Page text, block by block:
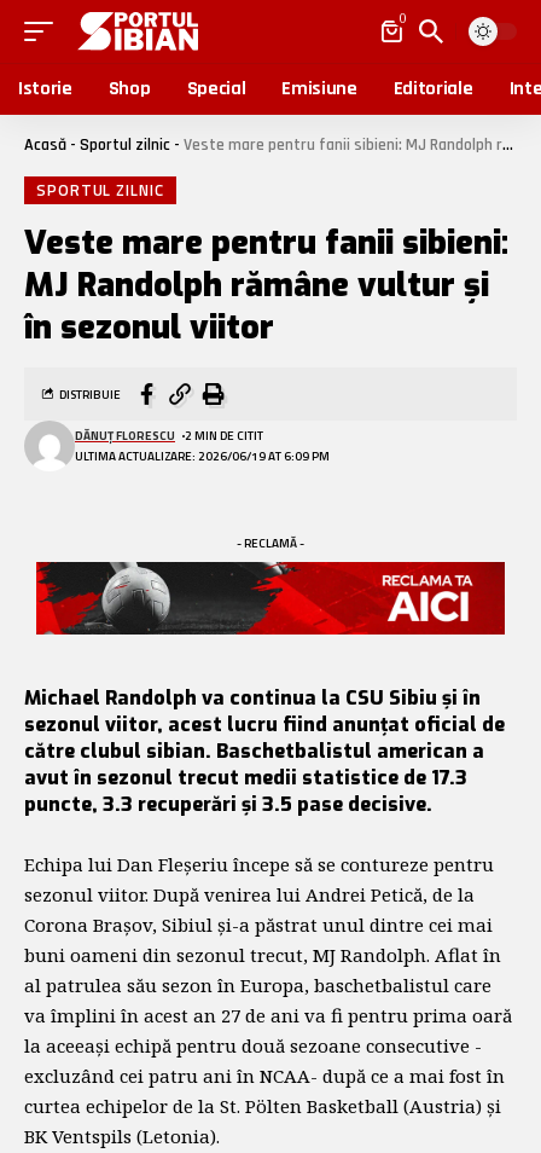
0
Istorie Shop Special Emisiune Editoriale
Acasă - Sportul zilnic - Veste mare pentru fanii sibieni: MJ Randolph rămâne vultur și în sezonul viitor
SPORTUL ZILNIC
Veste mare pentru fanii sibieni:
MJ Randolph rămâne vultur și
în sezonul viitor
ULTIMA ACTUALIZARE: 2026/06/19 AT 6:09 PM
DĂNUȚ FLORESCU 2 MIN DE CITIT
DISTRIBUIE
- RECLAMĂ -
Michael Randolph va continua la CSU Sibiu și în
sezonul viitor, acest lucru fiind anunțat oficial de
către clubul sibian. Baschetbalistul american a
avut în sezonul trecut medii statistice de 17.3
puncte, 3.3 recuperări și 3.5 pase decisive.
Echipa lui Dan Fleșeriu începe să se contureze pentru
sezonul viitor. După venirea lui Andrei Petică, de la
Corona Brașov, Sibiul și-a păstrat unul dintre cei mai
buni oameni din sezonul trecut, MJ Randolph. Aflat în
al patrulea său sezon în Europa, baschetbalistul care
va împlini în acest an 27 de ani va fi pentru prima oară
la aceeași echipă pentru două sezoane consecutive -
excluzând cei patru ani în NCAA- după ce a mai fost în
curtea echipelor de la St. Pölten Basketball (Austria) și
BK Ventspils (Letonia).